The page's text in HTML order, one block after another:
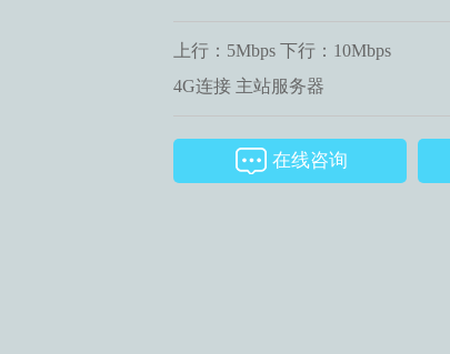
上行：5Mbps 下行：10Mbps
4G连接 主站服务器
在线咨询